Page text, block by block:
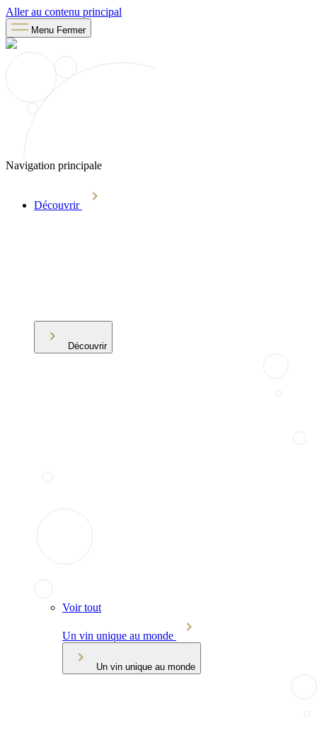
Aller au contenu principal
Menu Fermer
Navigation principale
Découvrir
Découvrir
Voir tout
Un vin unique au monde
Un vin unique au monde